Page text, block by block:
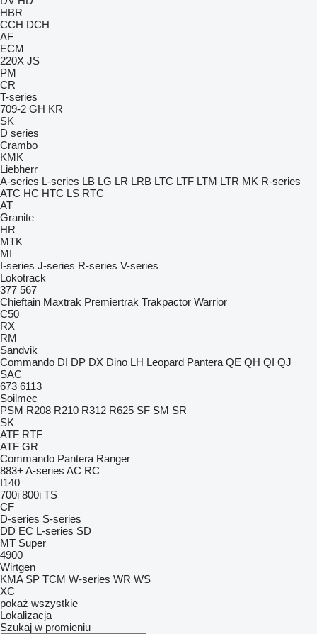
HBR
CCH DCH
AF
ECM
220X JS
PM
CR
T-series
709-2 GH KR
SK
D series
Crambo
KMK
Liebherr
A-series L-series LB LG LR LRB LTC LTF LTM LTR MK R-series
ATC HC HTC LS RTC
AT
Granite
HR
MTK
MI
I-series J-series R-series V-series
Lokotrack
377 567
Chieftain Maxtrak Premiertrak Trakpactor Warrior
C50
RX
RM
Sandvik
Commando DI DP DX Dino LH Leopard Pantera QE QH QI QJ
SAC
673 6113
Soilmec
PSM R208 R210 R312 R625 SF SM SR
SK
ATF RTF
ATF GR
Commando Pantera Ranger
883+ A-series AC RC
I140
700i 800i TS
CF
D-series S-series
DD EC L-series SD
MT Super
4900
Wirtgen
KMA SP TCM W-series WR WS
XC
pokaż wszystkie
Lokalizacja
Szukaj w promieniu